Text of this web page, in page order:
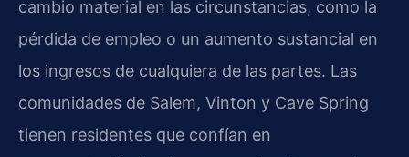
cambio material en las circunstancias, como la
pérdida de empleo o un aumento sustancial en
los ingresos de cualquiera de las partes. Las
comunidades de Salem, Vinton y Cave Spring
tienen residentes que confían en